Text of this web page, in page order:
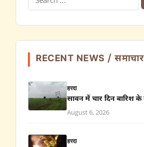
for:
RECENT NEWS / समाचार
हरदा
सावन में चार दिन बारिश
August 6, 2026
हरदा